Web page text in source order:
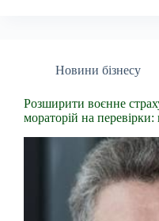
Новини бізнесу
Розширити воєнне
мораторій на